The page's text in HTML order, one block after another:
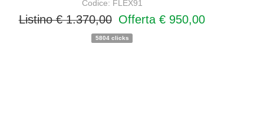
Codice: FLEX91
Listino € 1.370,00 Offerta € 950,00
5804 clicks